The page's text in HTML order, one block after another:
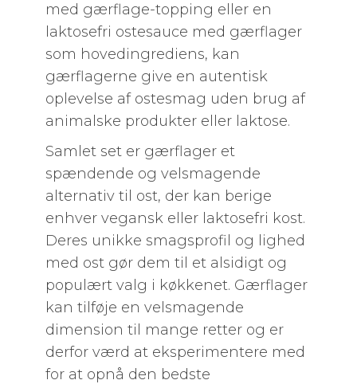
med gærflage-topping eller en
laktosefri ostesauce med gærflager
som hovedingrediens, kan
gærflagerne give en autentisk
oplevelse af ostesmag uden brug af
animalske produkter eller laktose.
Samlet set er gærflager et
spændende og velsmagende
alternativ til ost, der kan berige
enhver vegansk eller laktosefri kost.
Deres unikke smagsprofil og lighed
med ost gør dem til et alsidigt og
populært valg i køkkenet. Gærflager
kan tilføje en velsmagende
dimension til mange retter og er
derfor værd at eksperimentere med
for at opnå den bedste